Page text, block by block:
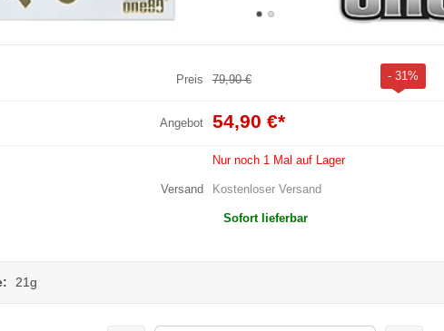
Preis 79,90 € - 31%
Angebot 54,90 €*
Nur noch 1 Mal auf Lager
Versand Kostenloser Versand
Sofort lieferbar
21g